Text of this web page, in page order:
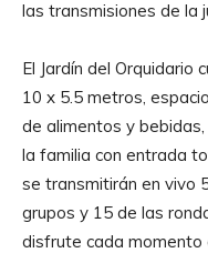
las transmisiones de la
El Jardín del Orquidario
10 x 5.5 metros,
de alimentos y
la familia con entrada
se transmitirán en vivo
grupos y 15 de las
disfrute cada